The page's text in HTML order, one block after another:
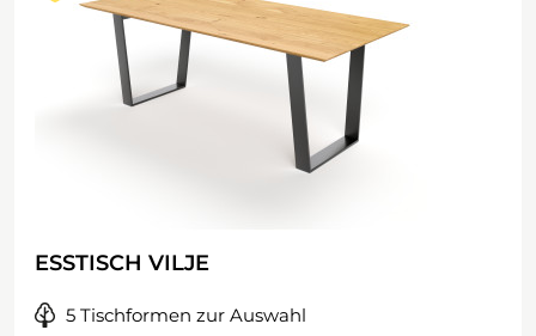
ESSTISCH VILJE
5 Tischformen zur Auswahl